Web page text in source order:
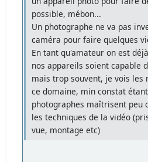
possible, mébon...
Un photographe ne va pas
caméra pour faire quelques
En tant qu'amateur on est
nos appareils soient capable
mais trop souvent, je vois les
ce domaine, min constat
photographes maîtrisent peu
les techniques de la vidéo
vue, montage etc)